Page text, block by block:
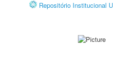
Repositório Institucional